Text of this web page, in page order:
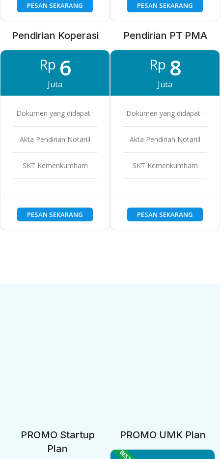
PESAN SEKARANG PESAN SEKARANG
Pendirian Koperasi
Rp 6
Juta
Dokumen yang didapat :
Akta Pendirian Notariil
SKT Kemenkumham
PESAN SEKARANG
Pendirian PT PMA
Rp 8
Juta
Dokumen yang didapat :
Akta Pendirian Notariil
SKT Kemenkumham
PESAN SEKARANG
PROMO Startup
Plan
PROMO UMK Plan